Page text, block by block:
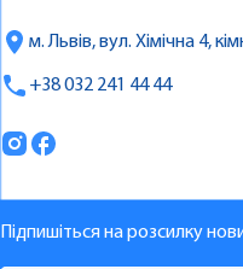
м. Львів, вул. Хімічна 4,
+38 032 241 44 44
Підпишіться на розсилку